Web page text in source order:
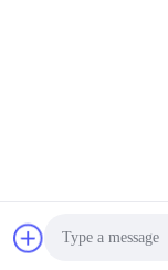
2026 Shenzhen